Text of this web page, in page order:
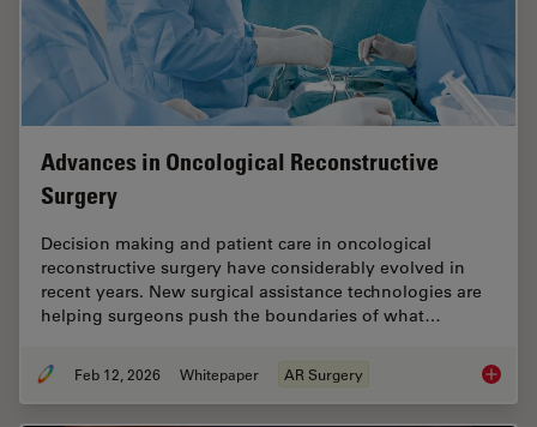
Advances in Oncological Reconstructive
Surgery
Decision making and patient care in oncological
reconstructive surgery have considerably evolved in
recent years. New surgical assistance technologies are
helping surgeons push the boundaries of what…
Feb 12, 2026 Whitepaper AR Surgery